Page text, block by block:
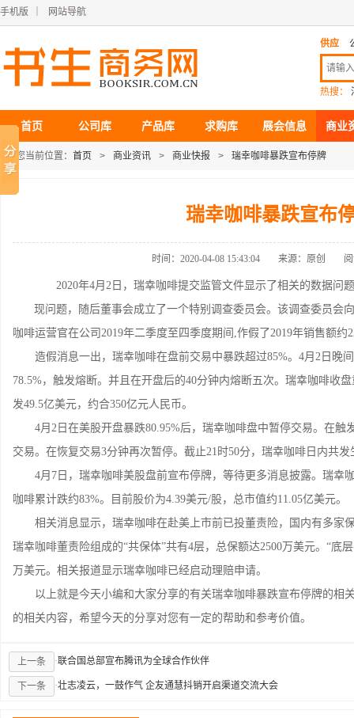
手机版 网站导航
供应
热搜：
首页 公司库 产品库 求购库 展会信息 商业
您当前位置： 首页 > 商业资讯 > 商业快报 > 瑞幸咖啡暴跌宣布停牌
瑞幸咖啡暴跌宣布
时间：2020-04-08 15:43:04 来源：原创
2020年4月2日，瑞幸咖啡提交监管文件显示了相关的数据问题
现问题，随后董事会成立了一个特别调查委员会。该调查委员会
咖啡运营官在公司2019年二季度至四季度期间,作假了2019年销售额约
造假消息一出，瑞幸咖啡在盘前交易中暴跌超过85%。4月2日晚间
78.5%，触发熔断。并且在开盘后的40分钟内熔断五次。瑞幸咖啡收
发49.5亿美元，约合350亿元人民币。
4月2日在美股开盘暴跌80.95%后，瑞幸咖啡盘中暂停交易。在触
交易。在恢复交易3分钟再次暂停。截止21时50分，瑞幸咖啡日内共发
4月7日，瑞幸咖啡美股盘前宣布停牌，等待更多消息披露。瑞幸
咖啡累计跌约83%。目前股价为4.39美元/股，总市值约11.05亿美元。
相关消息显示，瑞幸咖啡在赴美上市前已投董责险，国内有多家
瑞幸咖啡董责险组成的“共保体”共有4层，总保额达2500万美元。“底
万美元。相关报道显示瑞幸咖啡已经启动理赔申请。
以上就是今天小编和大家分享的有关瑞幸咖啡暴跌宣布停牌的相
的相关内容，希望今天的分享对您有一定的帮助和参考价值。
上一条 ·联合国总部宣布腾讯为全球合作伙伴
下一条 ·壮志凌云，一鼓作气 企友通慧抖销开启渠道交流大会